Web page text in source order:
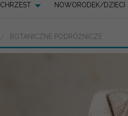
CHRZEST NOWORODEK/DZIECI
BOTANICZNE PODRÓŻNICZE